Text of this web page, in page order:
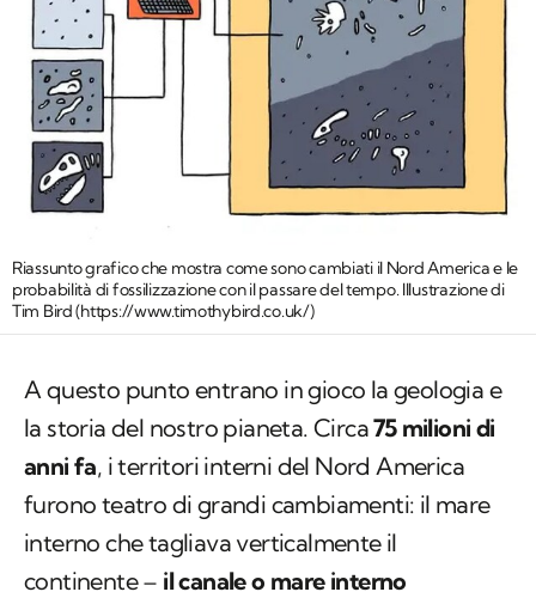
Riassunto grafico che mostra come sono cambiati il Nord America e le
probabilità di fossilizzazione con il passare del tempo. Illustrazione di
Tim Bird (https://www.timothybird.co.uk/)
A questo punto entrano in gioco la geologia e
la storia del nostro pianeta. Circa75 milioni di
anni fa, i territori interni del Nord America
furono teatro di grandi cambiamenti: il mare
interno che tagliava verticalmente il
continente – il canale o mare interno